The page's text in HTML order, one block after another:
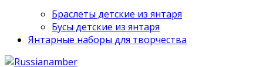
Браслеты детские из янтаря
Бусы детские из янтаря
Янтарные наборы для творчества